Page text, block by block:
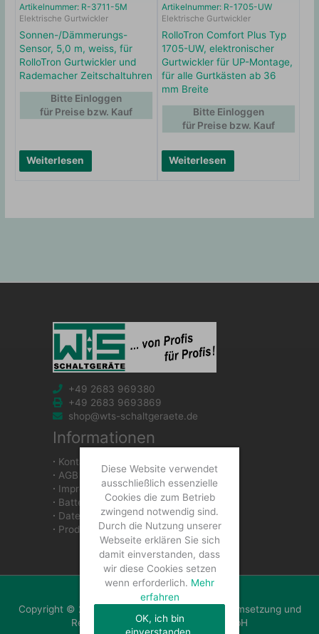
Artikelnummer: R-3711-5M
Elektrische Gurtwickler
Sonnen-/Dämmerungs-
Sensor, 5,0 m, weiss, für
RolloTron Gurtwickler und
Rademacher Zeitschaltuhren
Weiterlesen
Bitte Einloggen
für Preise bzw. Kauf
Artikelnummer: R-1705-UW
Elektrische Gurtwickler
RolloTron Comfort Plus Typ
1705-UW, elektronischer
Gurtwickler für UP-Montage,
für alle Gurtkästen ab 36
mm Breite
Weiterlesen
Bitte Einloggen
für Preise bzw. Kauf
+49 2683 969380
+49 2683 9693869
shop@wts-schaltgeraete.de
Informationen
∙ Kontakt
∙ AGB
∙ Impressum
∙ Batteriegesetzhinweise
∙ Datenschutzerklärung
∙ Produkte
Copyright © 2026 WTS Schaltgeräte GmbH | Umsetzung und
Realisierung: WTS Schaltgeräte GmbH
Diese Website verwendet
ausschließlich essenzielle
Cookies die zum Betrieb
zwingend notwendig sind.
Durch die Nutzung unserer
Webseite erklären Sie sich
damit einverstanden, dass
wir diese Cookies setzen
wenn erforderlich. Mehr
erfahren
OK, ich bin